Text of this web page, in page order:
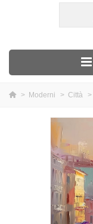
> Moderni > Città >